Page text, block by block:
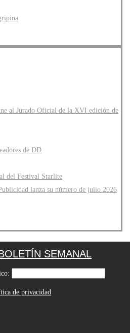
al Jurado Oficial de la XVI edición de
de DD
del Festival Starlite
lanza su número de julio 2026
SEMANAL
de privacidad